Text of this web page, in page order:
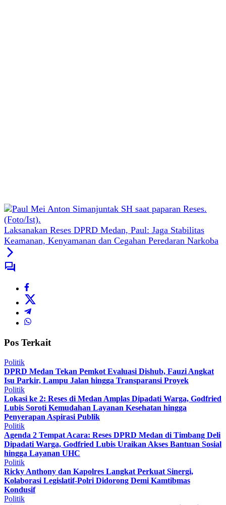
Laksanakan Reses DPRD Medan, Paul: Jaga Stabilitas
Keamanan, Kenyamanan dan Cegahan Peredaran Narkoba
Pos Terkait
Politik
DPRD Medan Tekan Pemkot Evaluasi Dishub, Fauzi Angkat
Isu Parkir, Lampu Jalan hingga Transparansi Proyek
Politik
Lokasi ke 2: Reses di Medan Amplas Dipadati Warga, Godfried
Lubis Soroti Kemudahan Layanan Kesehatan hingga
Penyerapan Aspirasi Publik
Politik
Agenda 2 Tempat Acara: Reses DPRD Medan di Timbang Deli
Dipadati Warga, Godfried Lubis Uraikan Akses Bantuan Sosial
hingga Layanan UHC
Politik
Ricky Anthony dan Kapolres Langkat Perkuat Sinergi,
Kolaborasi Legislatif-Polri Didorong Demi Kamtibmas
Kondusif
Politik